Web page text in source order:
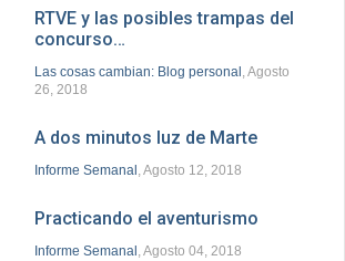
RTVE y las posibles trampas del
concurso…
Las cosas cambian: Blog personal , Agosto
26, 2018
A dos minutos luz de Marte
Informe Semanal , Agosto 12, 2018
Practicando el aventurismo
Informe Semanal , Agosto 04, 2018